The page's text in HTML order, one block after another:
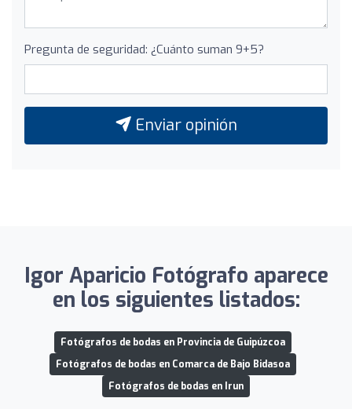
Pregunta de seguridad: ¿Cuánto suman 9+5?
Enviar opinión
Igor Aparicio Fotógrafo aparece
en los siguientes listados:
Fotógrafos de bodas en Provincia de Guipúzcoa
Fotógrafos de bodas en Comarca de Bajo Bidasoa
Fotógrafos de bodas en Irun